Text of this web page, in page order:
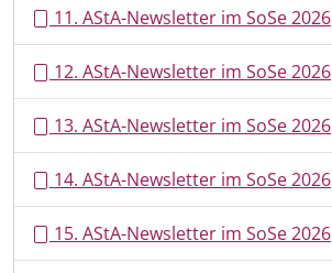
11. AStA-Newsletter im SoSe 2026
12. AStA-Newsletter im SoSe 2026
13. AStA-Newsletter im SoSe 2026
14. AStA-Newsletter im SoSe 2026
15. AStA-Newsletter im SoSe 2026